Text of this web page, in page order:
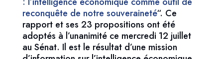
reconquête de notre souveraineté“. Ce
rapport et ses 23 propositions ont été
adoptés à l’unanimité ce mercredi 12 juillet
au Sénat. Il est le résultat d’une mission